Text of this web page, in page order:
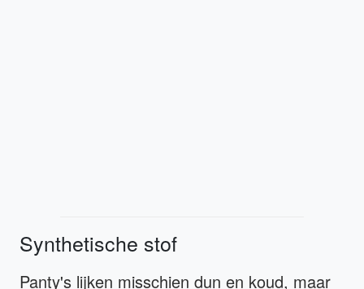
Synthetische stof
Panty's lijken misschien dun en koud, maar